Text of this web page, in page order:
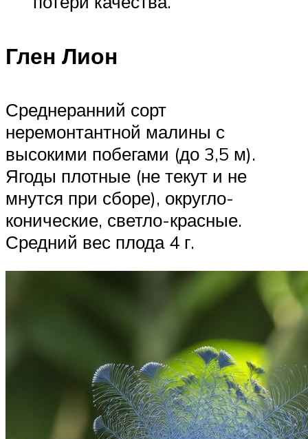
Глен Лион
Среднеранний сорт
неремонтантной малины с
высокими побегами (до 3,5 м).
Ягоды плотные (не текут и не
мнутся при сборе), округло-
конические, светло-красные.
Средний вес плода 4 г.